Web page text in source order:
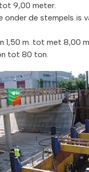
9,00 meter.
de stempels is
1,50 m. tot met 8,00
tot 80 ton.